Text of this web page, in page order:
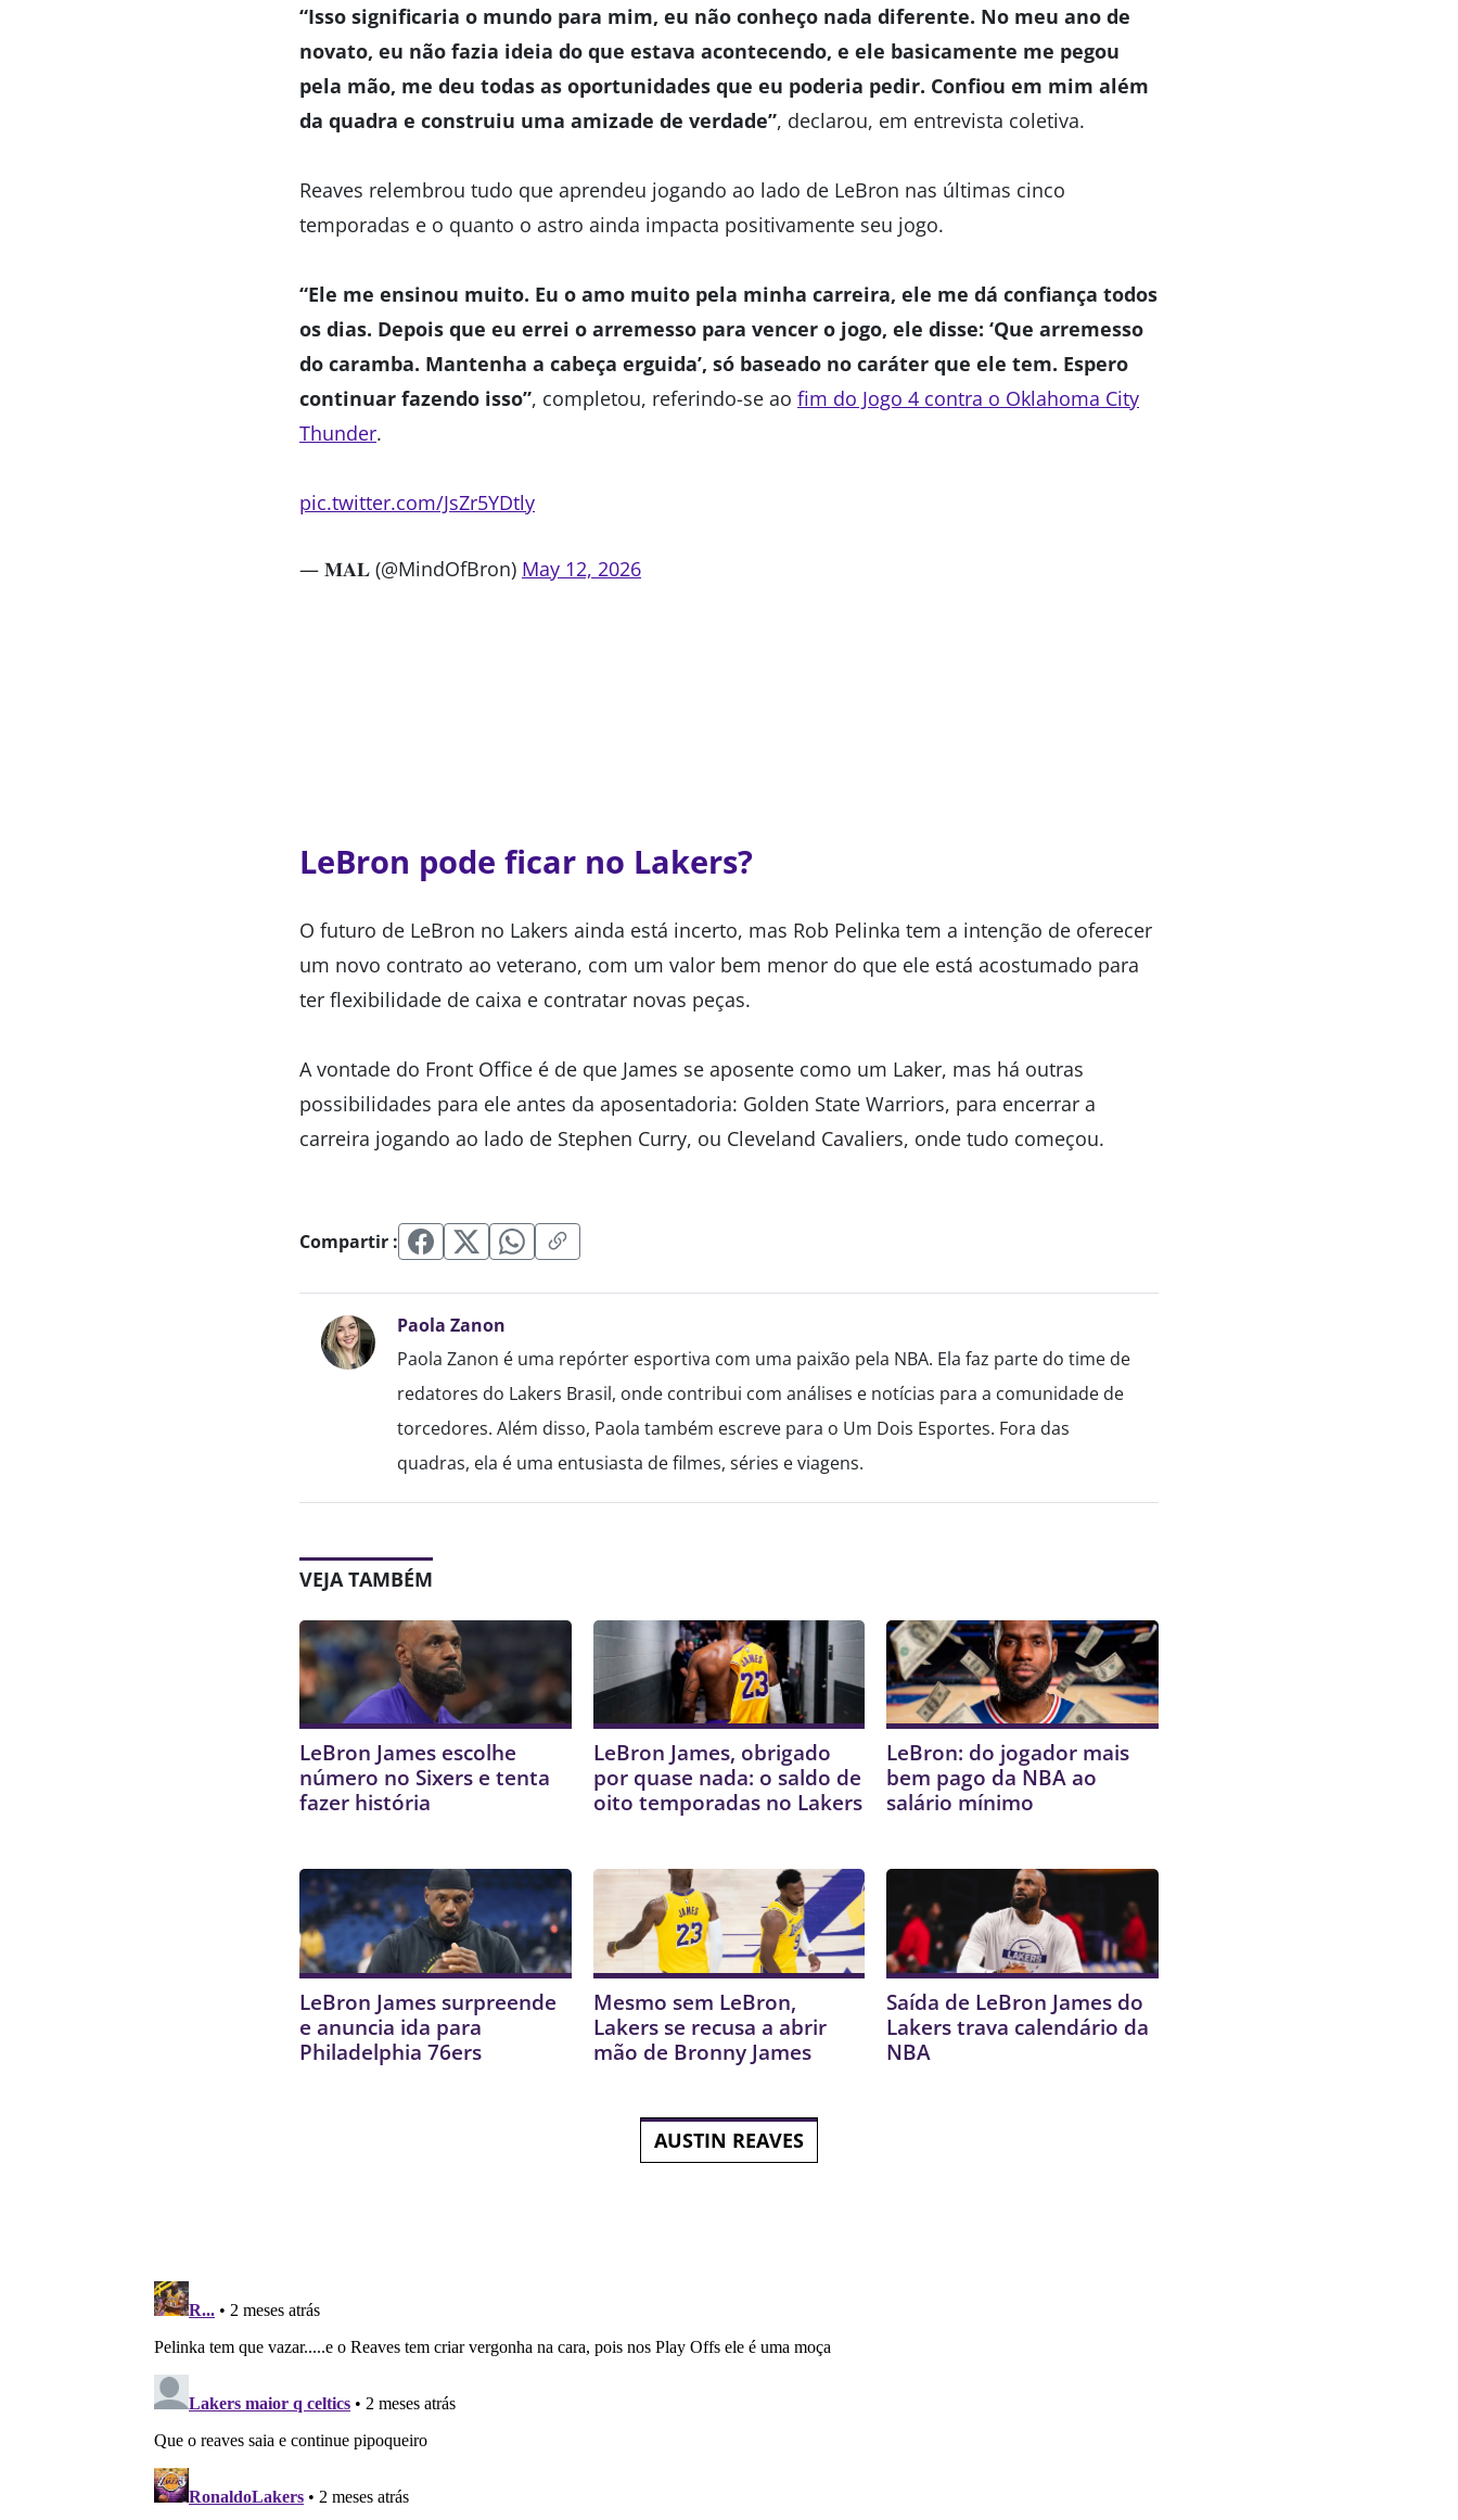
“Isso significaria o mundo para mim, eu não conheço nada diferente. No meu ano de
novato, eu não fazia ideia do que estava acontecendo, e ele basicamente me pegou
pela mão, me deu todas as oportunidades que eu poderia pedir. Confiou em mim além
da quadra e construiu uma amizade de verdade”, declarou, em entrevista coletiva.
Reaves relembrou tudo que aprendeu jogando ao lado de LeBron nas últimas cinco
temporadas e o quanto o astro ainda impacta positivamente seu jogo.
“Ele me ensinou muito. Eu o amo muito pela minha carreira, ele me dá confiança todos
os dias. Depois que eu errei o arremesso para vencer o jogo, ele disse: ‘Que arremesso
do caramba. Mantenha a cabeça erguida’, só baseado no caráter que ele tem. Espero
continuar fazendo isso”, completou, referindo-se ao fim do Jogo 4 contra o Oklahoma City
Thunder.
pic.twitter.com/JsZr5YDtly
— 𝐌𝐀𝐋 (@MindOfBron) May 12, 2026
LeBron pode ficar no Lakers?
O futuro de LeBron no Lakers ainda está incerto, mas Rob Pelinka tem a intenção de oferecer
um novo contrato ao veterano, com um valor bem menor do que ele está acostumado para
ter flexibilidade de caixa e contratar novas peças.
A vontade do Front Office é de que James se aposente como um Laker, mas há outras
possibilidades para ele antes da aposentadoria: Golden State Warriors, para encerrar a
carreira jogando ao lado de Stephen Curry, ou Cleveland Cavaliers, onde tudo começou.
Compartir :
Paola Zanon
Paola Zanon é uma repórter esportiva com uma paixão pela NBA. Ela faz parte do time de
redatores do Lakers Brasil, onde contribui com análises e notícias para a comunidade de
torcedores. Além disso, Paola também escreve para o Um Dois Esportes. Fora das
quadras, ela é uma entusiasta de filmes, séries e viagens.
VEJA TAMBÉM
LeBron James escolhe
número no Sixers e tenta
fazer história
LeBron James, obrigado
por quase nada: o saldo de
oito temporadas no Lakers
LeBron: do jogador mais
bem pago da NBA ao
salário mínimo
LeBron James surpreende
e anuncia ida para
Philadelphia 76ers
Mesmo sem LeBron,
Lakers se recusa a abrir
mão de Bronny James
Saída de LeBron James do
Lakers trava calendário da
NBA
AUSTIN REAVES